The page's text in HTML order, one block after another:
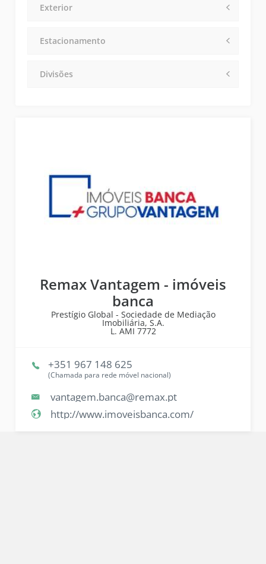
Exterior
Estacionamento
Divisões
Remax Vantagem - imóveis
banca
Prestígio Global - Sociedade de Mediação
Imobiliária, S.A.
L. AMI 7772
+351 967 148 625
(Chamada para rede móvel nacional)
vantagem.banca@remax.pt
http://www.imoveisbanca.com/